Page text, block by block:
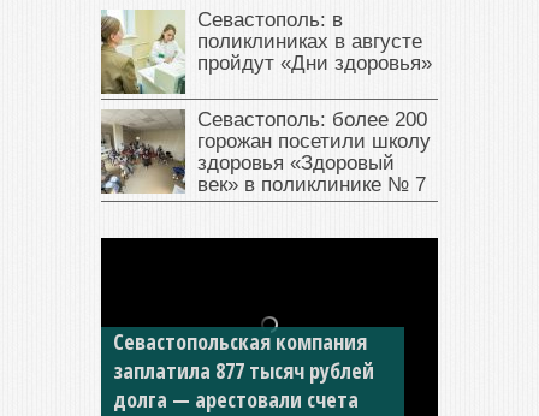
Севастополь: в
поликлиниках в августе
пройдут «Дни здоровья»
Севастополь: более 200
горожан посетили школу
здоровья «Здоровый
век» в поликлинике № 7
Севастопольская компания
заплатила 877 тысяч рублей
долга — арестовали счета